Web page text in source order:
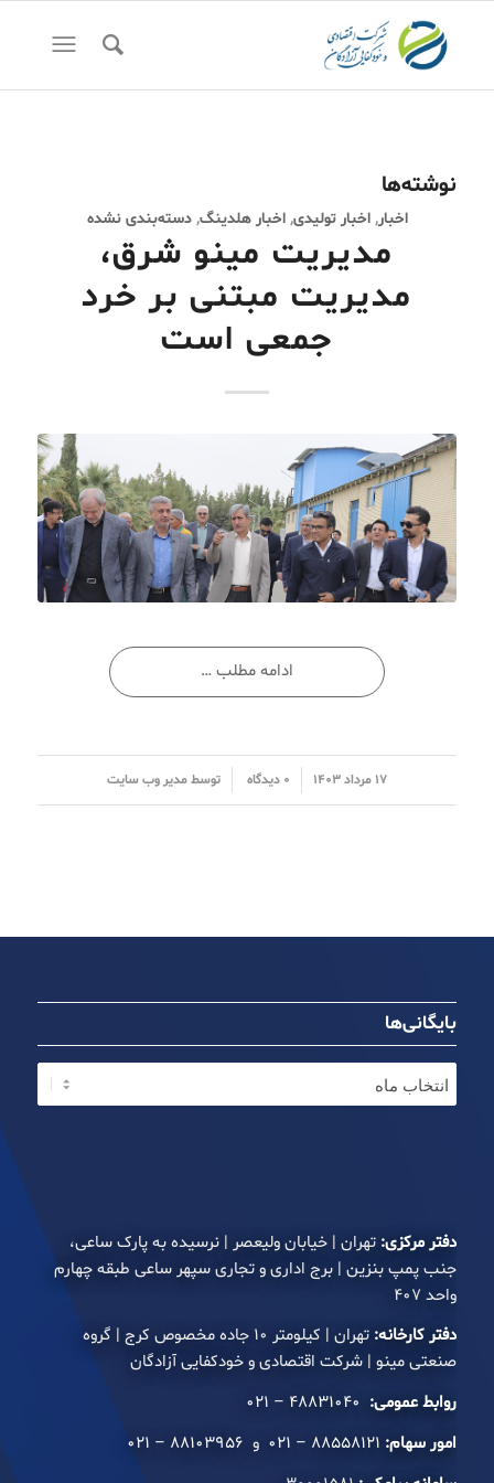
نوشته‌ها
اخبار,اخبار تولیدی,اخبار هلدینگ,دسته‌بندی نشده
مدیریت مینو شرق،
مدیریت مبتنی بر خرد
جمعی است
ادامه مطلب …
۱۷ مرداد ۱۴۰۳ / ۰ دیدگاه توسطمدیر وب سایت
بایگانی‌ها
دفتر مرکزی: تهران | خیابان ولیعصر | نرسیده به پارک ساعی،
جنب پمپ بنزین | برج اداری و تجاری سپهر ساعی طبقه چهارم
واحد ۴۰۷
دفتر کارخانه:
تهران | کیلومتر ۱۰ جاده مخصوص کرج | گروه
صنعتی مینو | شرکت اقتصادی و خودکفایی آزادگان
روابط عمومی:
امور سهام: ۸۸۵۵۸۱۲۱ – ۰۲۱ و